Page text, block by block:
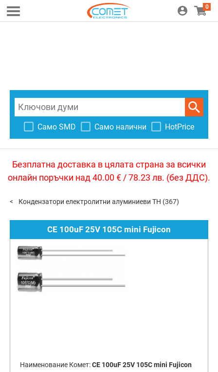
0
Само SMD Само налични HotPrice
Безплатна доставка в цялата страна за всички
онлайн поръчки над 40.00 € / 78.23 лв. (без ДДС).
Кондензатори електролитни алуминиеви TH (367)
CE 100uF 25V 105C mini Fujicon
Наименование Комет:CE 100uF 25V 105C mini Fujicon